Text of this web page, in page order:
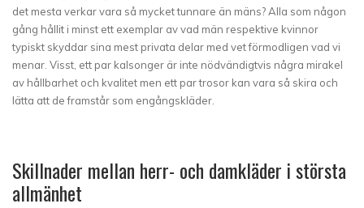
det mesta verkar vara så mycket tunnare än mäns? Alla som någon
gång hållit i minst ett exemplar av vad män respektive kvinnor
typiskt skyddar sina mest privata delar med vet förmodligen vad vi
menar. Visst, ett par kalsonger är inte nödvändigtvis några mirakel
av hållbarhet och kvalitet men ett par trosor kan vara så skira och
lätta att de framstår som engångskläder.
Skillnader mellan herr- och damkläder i största
allmänhet